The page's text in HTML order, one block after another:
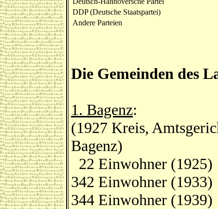
DDP (Deutsche Staatspartei)
Andere Parteien
Die Gemeinden des
1. Bagenz:
(1927 Kreis,
Bagenz)
22 Einwohner (1925)
342 Einwohner (1933)
344 Einwohner (1939)